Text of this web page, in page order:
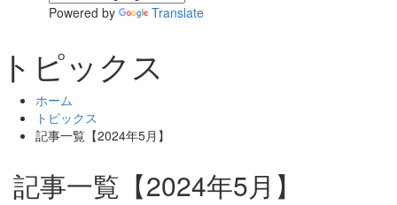
Powered by Translate
トピックス
ホーム
トピックス
記事一覧【2024年5月】
記事一覧【2024年5月】